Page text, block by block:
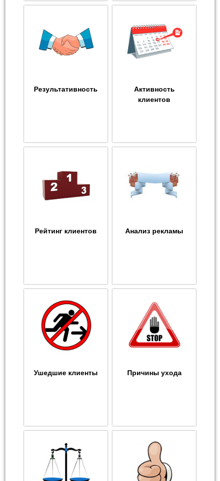
Результативность
Активность
клиентов
Рейтинг клиентов Анализ рекламы
Ушедшие клиенты Причины ухода